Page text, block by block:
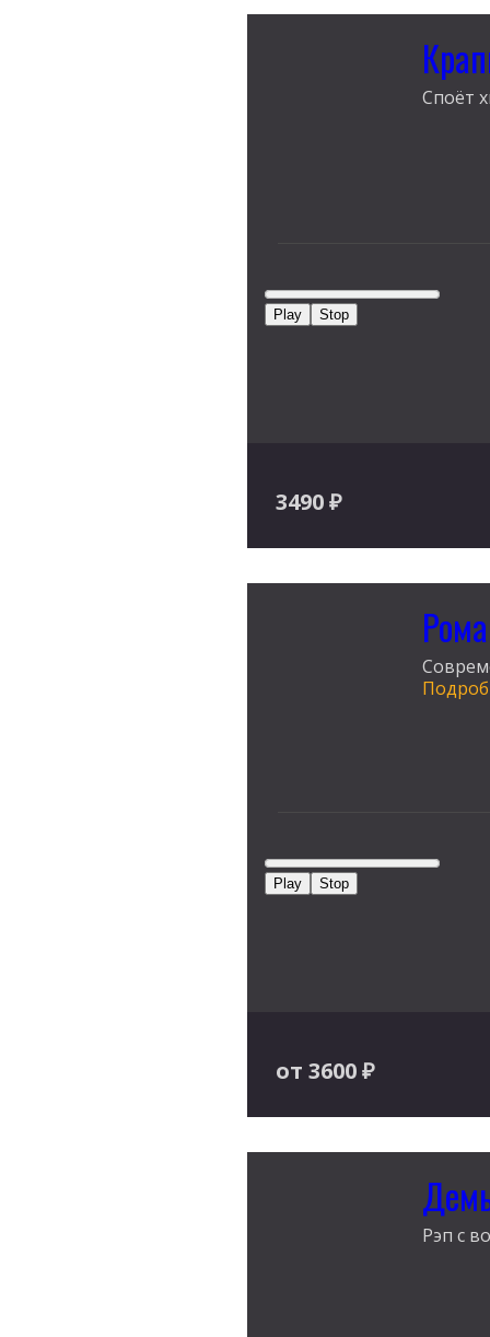
Споёт
Play Stop
3490₽
Play Stop
от 3600₽
Рэп с